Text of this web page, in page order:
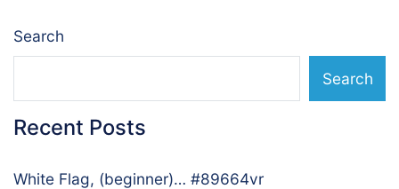
Search
Search
Recent Posts
White Flag, (beginner)… #89664vr